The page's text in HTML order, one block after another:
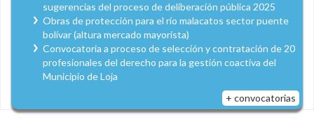
sugerencias del proceso de deliberación pública 2025
Obras de protección para el río malacatos sector puente
bolívar (altura mercado mayorista)
Convocatoria a proceso de selección y contratación de 20
profesionales del derecho para la gestión coactiva del
Municipio de Loja
+ convocatorias